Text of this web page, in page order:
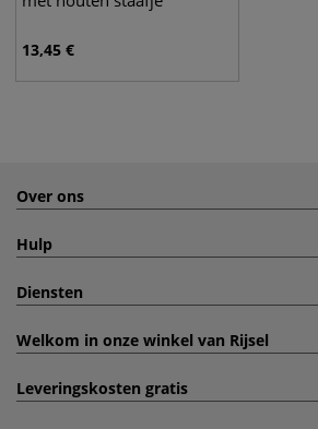
13,45 €
Over ons
Hulp
Diensten
Welkom in onze winkel van Rijsel
Leveringskosten gratis